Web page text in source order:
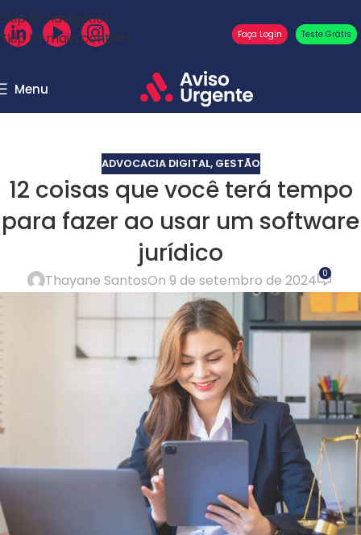
Skip to navigation
Skip to main content
Faça Login Teste Grátis
Menu
ADVOCACIA DIGITAL, GESTÃO
12 coisas que você terá tempo
para fazer ao usar um software
jurídico
Thayane SantosOn 9 de setembro de 2024 0